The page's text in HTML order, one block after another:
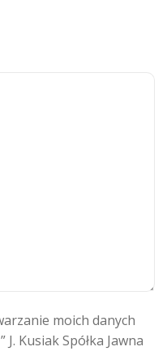
moich danych
Kusiak Spółka Jawna